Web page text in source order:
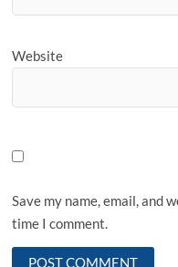
Website
Save my name, email, and
time I comment.